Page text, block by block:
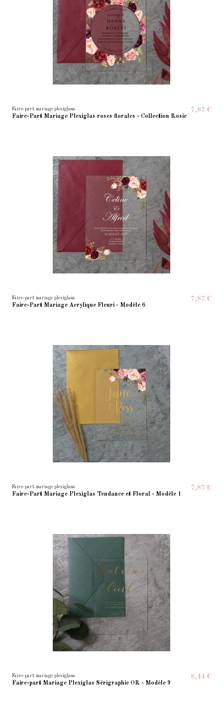
Faire-part mariage plexiglass
Faire-Part Mariage Plexiglas roses florales - Collection Rosie
7,87 €
Faire-part mariage plexiglass
Faire-Part Mariage Acrylique Fleuri - Modèle 6
7,87 €
Faire-part mariage plexiglass
Faire-Part Mariage Plexiglas Tendance et Floral - Modèle 1
7,87 €
Faire-part mariage plexiglass
Faire-part Mariage Plexiglas Sérigraphie OR - Modèle 9
8,44 €